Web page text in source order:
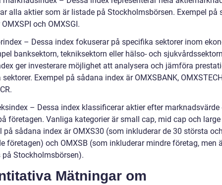
alla aktier som är listade på Stockholmsbörsen. Exempel på
och OMXSGI.
– Dessa index fokuserar på specifika sektorer inom
banksektorn, tekniksektorn eller hälso- och
ger investerare möjlighet att analysera och jämföra
Exempel på sådana index är OMXSBANK,
– Dessa index klassificerar aktier efter marknadsvärde
företagen. Vanliga kategorier är small cap, mid cap och
på sådana index är OMXS30 (som inkluderar de 30 största
företagen) och OMXSB (som inkluderar mindre företag, men
på Stockholmsbörsen).
Mätningar om